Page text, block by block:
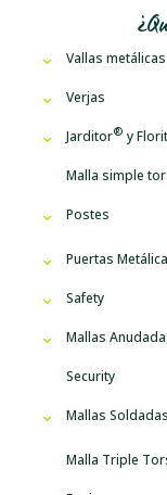
Vallas metálicas
Verjas
Jarditor y
Malla simple
Postes
Puertas
Safety
Mallas
Security
Mallas Soldadas
Malla Triple